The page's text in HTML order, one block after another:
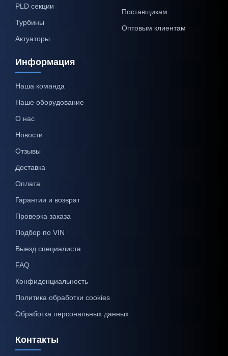
PLD секции
Турбины
Актуаторы
Поставщикам
Оптовым клиентам
Информация
Наша команда
Наше оборудование
О нас
Новости
Отзывы
Доставка
Оплата
Гарантии и возврат
Проверка заказа
Подбор по VIN
Выезд специалиста
FAQ
Конфиденциальность
Политика обработки cookies
Обработка персональных данных
Контакты